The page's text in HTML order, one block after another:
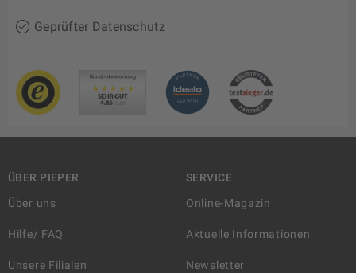
Geprüfter Datenschutz
ÜBER PIEPER
Über uns
Hilfe/ FAQ
Unsere Filialen
SERVICE
Online-Magazin
Aktuelle Informationen
Newsletter